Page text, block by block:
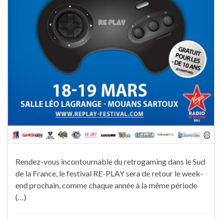
Rendez-vous incontournable du retrogaming dans le Sud
de la France, le festival RE-PLAY sera de retour le week-
end prochain, comme chaque année à la même période
(…)